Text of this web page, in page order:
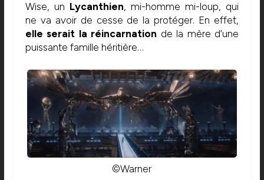
Wise, un Lycanthien, mi-homme mi-loup, qui
ne va avoir de cesse de la protéger. En effet,
elle serait la réincarnation de la mère d’une
puissante famille héritière…
©Warner